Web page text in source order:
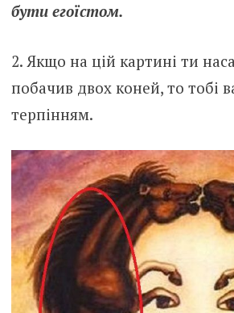
бути егоїстом.
2. Якщо на цій картині ти
побачив двох коней, то тобі
терпінням.